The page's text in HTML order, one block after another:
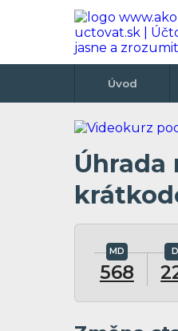
Úvod
Úhrada
568